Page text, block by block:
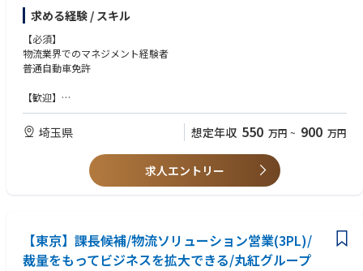
入庫、在庫、流通加工、出荷の一連の業務を管理し、
高品質で効率的なセンター運営を目指します
【★入社される方に期待すること★】
これまでの経験を生かし、当社の物流拠点でパート・派遣・業者の効率的
。大規模センターでスタッフ300名を社員12名で管理しており、中堅セン
ターでスタッフ130～150名を社員3～5人で管理してます。
求める経験 / スキル
【必須】
物流業界でのマネジメント経験者
普通自動車免許
【歓迎】
・物流管理、倉庫管理、配送センター業務のご経験者
・製造生産現場等の工程改善経験者
埼玉県 想定年収 550 万円 ~ 900 万円
求人エントリー
【東京】課長候補/物流ソリューション営業(3PL)/
裁量をもってビジネスを拡大できる/丸紅グループ